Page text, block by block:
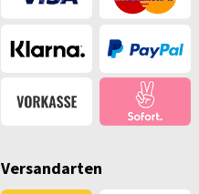
Versandarten